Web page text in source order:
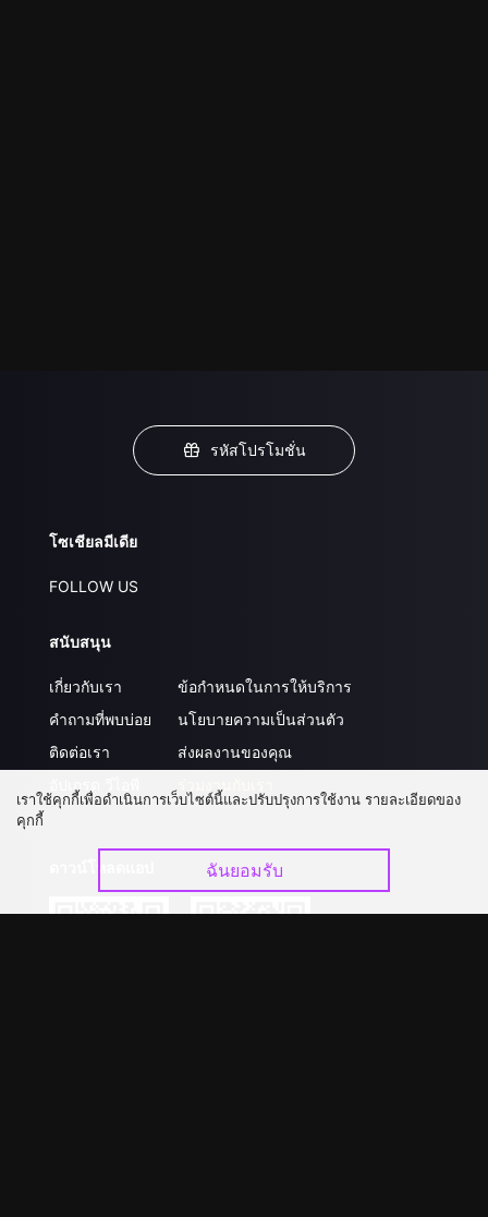
รหัสโปรโมชั่น
โซเชียลมีเดีย
FOLLOW US
สนับสนุน
เกี่ยวกับเรา
คำถามที่พบบ่อย
ติดต่อเรา
ข้อกำหนดในการให้บริการ
นโยบายความเป็นส่วนตัว
ส่งผลงานของคุณ
เราใช้คุกกี้เพื่อดำเนินการเว็บไซต์นี้และปรับปรุงการใช้งาน รายละเอียดของ
คุกกี้
ฉันยอมรับ